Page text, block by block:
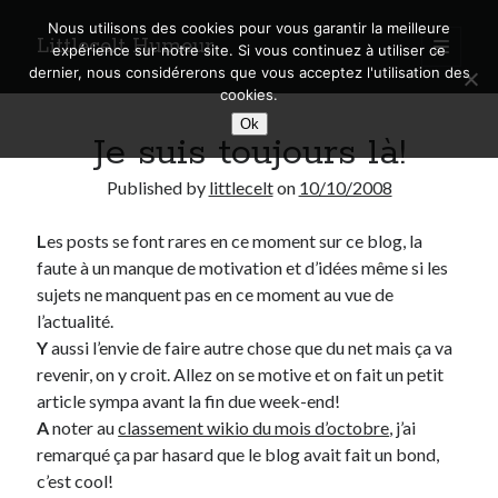
Littlecelt Humeur
open
primary
menu
Sidebar
Derniers articles
Municipales 2026 : Lyon, Métropole et Caluire, mon choix pour l’avenir
Explorez les Chemins Enchantés à Vélo : Aventures Familiales près de
Lyon !
Quel Lyonnais es-tu, Renaud Ducher ?
A quand une véritable place pour le vélo à Caluire dans la Métropole de
Comment je vis ma vie sur un vélo
Je suis toujours là!
Published by littlecelton 10/10/2008
Les posts se font rares en ce moment sur ce blog, la
faute à un manque de motivation et d’idées même si les
sujets ne manquent pas en ce moment au vue de
l’actualité.
Yaussi l’envie de faire autre chose que du net mais ça va
revenir, on y croit. Allez on se motive et on fait un petit
article sympa avant la fin due week-end!
Anoter auclassement wikio du mois d’octobre, j’ai
remarqué ça par hasard que le blog avait fait un bond,
c’est cool!
Nous utilisons des cookies pour vous garantir la meilleure
expérience sur notre site. Si vous continuez à utiliser ce
dernier, nous considérerons que vous acceptez l'utilisation des
cookies.
Ok